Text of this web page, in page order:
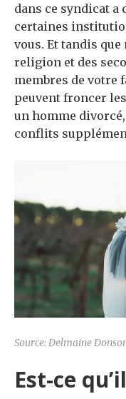
dans ce syndicat a
certaines
vous. Et tandis
religion et des
membres de votre
peuvent froncer
un homme
conflits
Source: Delmaine
Est-ce